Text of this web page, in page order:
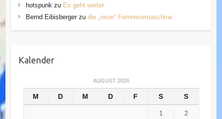
hotspunk zu Es geht weiter
Bernd Eibisbergerzu die „neue“ Fernreisemaschine
Kalender
AUGUST 2026
M D M D F S S
1 2